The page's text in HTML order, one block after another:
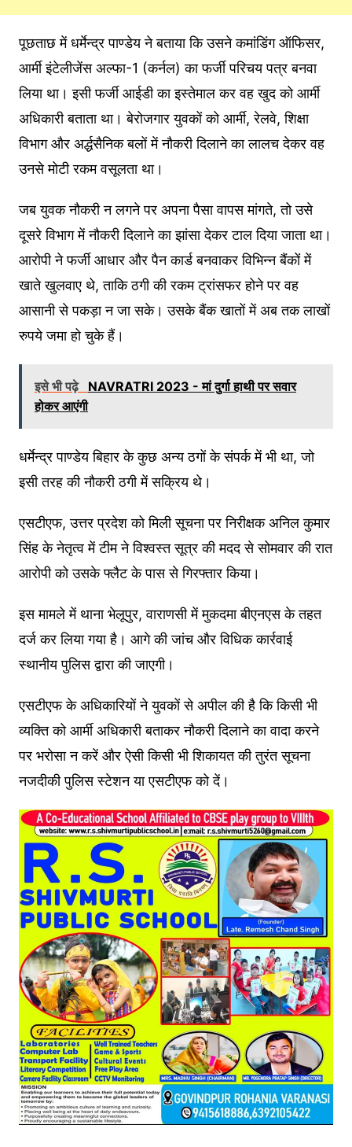
पूछताछ में धर्मेन्द्र पाण्डेय ने बताया कि उसने कमांडिंग ऑफिसर,
आर्मी इंटेलीजेंस अल्फा-1 (कर्नल) का फर्जी परिचय पत्र बनवा
लिया था। इसी फर्जी आईडी का इस्तेमाल कर वह खुद को आर्मी
अधिकारी बताता था। बेरोजगार युवकों को आर्मी, रेलवे, शिक्षा
विभाग और अर्द्धसैनिक बलों में नौकरी दिलाने का लालच देकर वह
उनसे मोटी रकम वसूलता था।
जब युवक नौकरी न लगने पर अपना पैसा वापस मांगते, तो उसे
दूसरे विभाग में नौकरी दिलाने का झांसा देकर टाल दिया जाता था।
आरोपी ने फर्जी आधार और पैन कार्ड बनवाकर विभिन्न बैंकों में
खाते खुलवाए थे, ताकि ठगी की रकम ट्रांसफर होने पर वह
आसानी से पकड़ा न जा सके। उसके बैंक खातों में अब तक लाखों
रुपये जमा हो चुके हैं।
इसे भी पढ़े NAVRATRI 2023 - मां दुर्गा हाथी पर सवार
होकर आएंगी
धर्मेन्द्र पाण्डेय बिहार के कुछ अन्य ठगों के संपर्क में भी था, जो
इसी तरह की नौकरी ठगी में सक्रिय थे।
एसटीएफ, उत्तर प्रदेश को मिली सूचना पर निरीक्षक अनिल कुमार
सिंह के नेतृत्व में टीम ने विश्वस्त सूत्र की मदद से सोमवार की रात
आरोपी को उसके फ्लैट के पास से गिरफ्तार किया।
इस मामले में थाना भेलूपुर, वाराणसी में मुकदमा बीएनएस के तहत
दर्ज कर लिया गया है। आगे की जांच और विधिक कार्रवाई
स्थानीय पुलिस द्वारा की जाएगी।
एसटीएफ के अधिकारियों ने युवकों से अपील की है कि किसी भी
व्यक्ति को आर्मी अधिकारी बताकर नौकरी दिलाने का वादा करने
पर भरोसा न करें और ऐसी किसी भी शिकायत की तुरंत सूचना
नजदीकी पुलिस स्टेशन या एसटीएफ को दें।